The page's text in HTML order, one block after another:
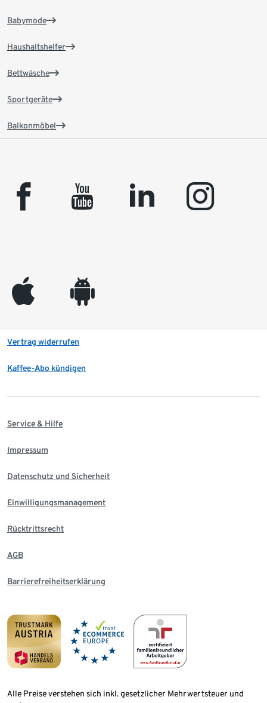
Babymode
Haushaltshelfer
Bettwäsche
Sportgeräte
Balkonmöbel
facebook youtube linkedin instagram
appleinc android
Vertrag widerrufen
Kaffee-Abo kündigen
Service & Hilfe
Impressum
Datenschutz und Sicherheit
Einwilligungsmanagement
Rücktrittsrecht
AGB
Barrierefreiheitserklärung
Alle Preise verstehen sich inkl. gesetzlicher Mehrwertsteuer und